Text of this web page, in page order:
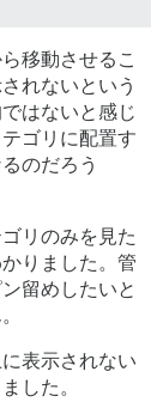
移動させるこ
れないという
はないと感じ
ゴリに配置す
のだろう
リのみを見た
りました。管
留めしたいと
表示されない
した。